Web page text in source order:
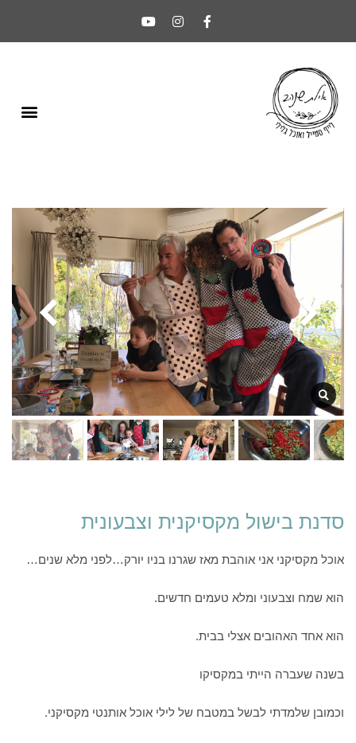
סדנת בישול מקסיקנית וצבעונית
אוכל מקסיקני אני אוהבת מאז שגרנו בניו יורק…לפני מלא שנים…
הוא שמח וצבעוני ומלא טעמים חדשים.
הוא אחד האהובים אצלי בבית.
בשנה שעברה הייתי במקסיקו
וכמובן שלמדתי לבשל במטבח של לילי אוכל אותנטי מקסיקני.